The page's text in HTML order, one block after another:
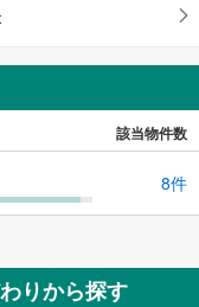
該当物件数
8件
りから探す